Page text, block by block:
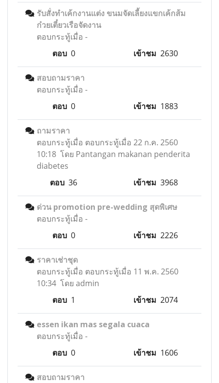
รับสั่งทำเค้กงานแต่ง ขนมจัดเลี้ยงแขกเค้กส้ม
ก๋วยเตี๋ยวเรือจัดงาน
ตอบกระทู้เมื่อ -
ตอบ 0 เข้าชม 2630
สอบถามราคา
ตอบกระทู้เมื่อ -
ตอบ 0 เข้าชม 1883
ถามราคา
ตอบกระทู้เมื่อ ตอบกระทู้เมื่อ 22 ก.ค. 2560
10:18 โดย Pantangan makanan penderita
diabetes
ตอบ 36 เข้าชม 3968
ด่วน promotion pre-wedding สุดพิเศษ
ตอบกระทู้เมื่อ -
ตอบ 0 เข้าชม 2226
ราคาเช่าชุด
ตอบกระทู้เมื่อ ตอบกระทู้เมื่อ 11 พ.ค. 2560
10:34 โดย admin
ตอบ 1 เข้าชม 2074
essen ikan mas segala cuaca
ตอบกระทู้เมื่อ -
ตอบ 0 เข้าชม 1606
สอบถามราคา